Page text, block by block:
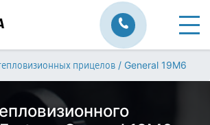
прицелов / General 19M6